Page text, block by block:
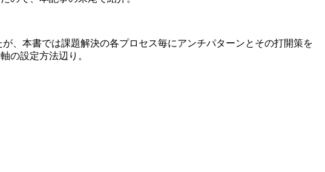
、本書では課題解決の各プロセス毎にアンチパターンとその打開策を
の設定方法辺り。